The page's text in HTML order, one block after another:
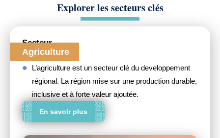
Explorer les secteurs clés
Secteur
Agriculture
L’agriculture est un secteur clé du developpement
régional. La région mise sur une production durable,
inclusive et à forte valeur ajoutée.
En savoir plus